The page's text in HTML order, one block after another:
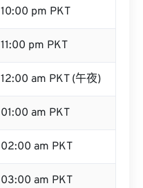
10:00 pm PKT
11:00 pm PKT
12:00 am PKT (午夜)
01:00 am PKT
02:00 am PKT
03:00 am PKT